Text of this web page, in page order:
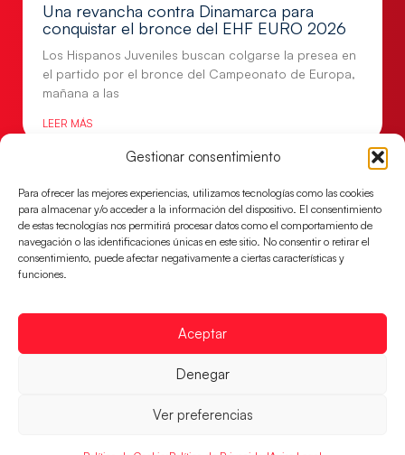
Gestionar consentimiento
Para ofrecer las mejores experiencias, utilizamos tecnologías como las cookies
para almacenar y/o acceder a la información del dispositivo. El consentimiento
de estas tecnologías nos permitirá procesar datos como el comportamiento de
navegación o las identificaciones únicas en este sitio. No consentir o retirar el
consentimiento, puede afectar negativamente a ciertas características y
funciones.
Aceptar
Denegar
Ver preferencias
Una revancha contra Dinamarca para
conquistar el bronce del EHF EURO 2026
Los Hispanos Juveniles buscan colgarse la presea en
el partido por el bronce del Campeonato de Europa,
mañana a las
LEER MÁS
Montenegro, última frontera para las